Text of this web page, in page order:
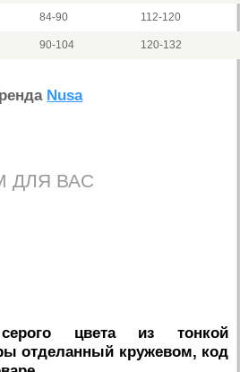
84-90 112-120
90-104 120-132
Nusa
ДЛЯ ВАС
цвета из тонкой
отделанный кружевом, код